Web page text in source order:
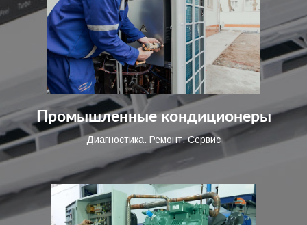
Промышленные кондиционеры
Диагностика. Ремонт. Сервис